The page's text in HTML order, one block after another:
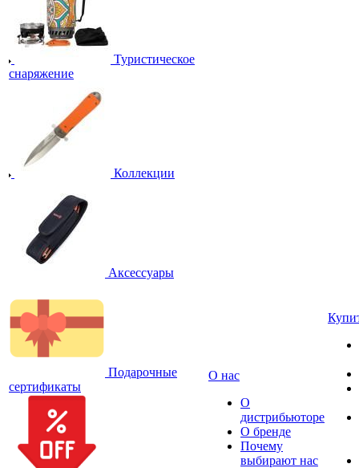
Туристическое
снаряжение
Коллекции
Аксессуары
Подарочные
сертификаты
О нас
О
дистрибьюторе
О бренде
Почему
выбирают нас